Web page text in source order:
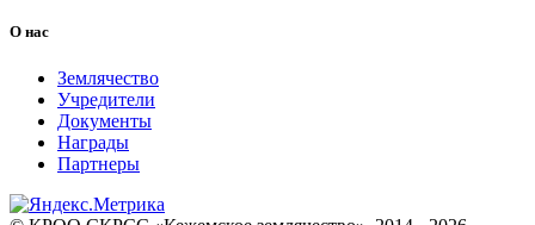
О нас
Землячество
Учредители
Документы
Награды
Партнеры